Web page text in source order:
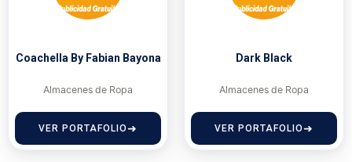
Coachella By Fabian Bayona
Almacenes de Ropa
VER PORTAFOLIO
Dark Black
Almacenes de Ropa
VER PORTAFOLIO